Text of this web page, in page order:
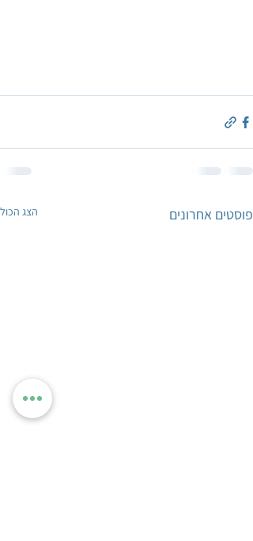
פוסטים אחרונים הצג הכול